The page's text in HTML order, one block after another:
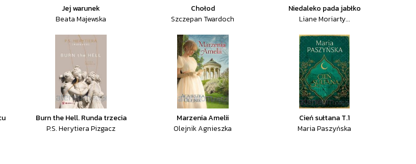
Jej warunek
Beata Majewska
Chołod
Szczepan Twardoch
Niedaleko pada jabłko
Liane Moriarty...
Burn the Hell. Runda trzecia
P.S. Herytiera Pizgacz
Marzenia Amelii
Olejnik Agnieszka
Cień sułtana T.1
Maria Paszyńska